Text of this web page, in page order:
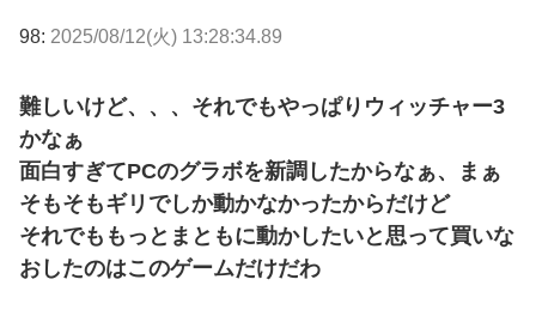
98: 2025/08/12(火) 13:28:34.89
難しいけど、、、それでもやっぱりウィッチャー3
かなぁ
面白すぎてPCのグラボを新調したからなぁ、まぁ
そもそもギリでしか動かなかったからだけど
それでももっとまともに動かしたいと思って買いな
おしたのはこのゲームだけだわ